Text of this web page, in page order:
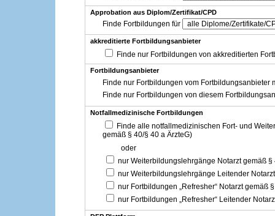
Approbation aus Diplom/Zertifikat/CPD
Finde Fortbildungen für
akkreditierte Fortbildungsanbieter
Finde nur Fortbildungen von akkreditierten
Fortbildungsanbieter
Finde nur Fortbildungen vom Fortbildungsanbieter
Finde nur Fortbildungen von diesem
Notfallmedizinische Fortbildungen
Finde alle notfallmedizinischen Fort- und
gemäß § 40/§ 40 a ÄrzteG)
oder
nur Weiterbildungslehrgänge Notarzt gemäß §
nur Weiterbildungslehrgänge Leitender
nur Fortbildungen „Refresher“ Notarzt gemäß
nur Fortbildungen „Refresher“ Leitender